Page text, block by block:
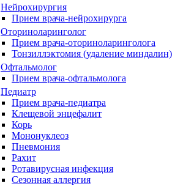
Нейрохирургия
Прием врача-нейрохирурга
Оториноларинголог
Прием врача-оториноларинголога
Тонзиллэктомия (удаление миндалин)
Офтальмолог
Прием врача-офтальмолога
Педиатр
Прием врача-педиатра
Клещевой энцефалит
Корь
Мононуклеоз
Пневмония
Рахит
Ротавирусная инфекция
Сезонная аллергия